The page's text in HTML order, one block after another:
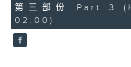
55
minutes,
9
seconds
第三部份 Part 3
02:00)